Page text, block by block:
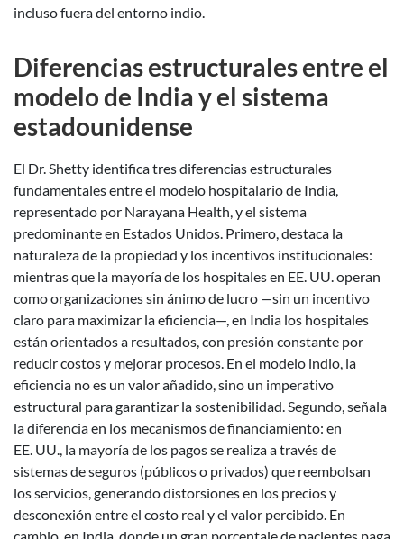
incluso fuera del entorno indio.
Diferencias estructurales entre el
modelo de India y el sistema
estadounidense
El Dr. Shetty identifica tres diferencias estructurales
fundamentales entre el modelo hospitalario de India,
representado por Narayana Health, y el sistema
predominante en Estados Unidos. Primero, destaca la
naturaleza de la propiedad y los incentivos institucionales:
mientras que la mayoría de los hospitales en EE. UU. operan
como organizaciones sin ánimo de lucro —sin un incentivo
claro para maximizar la eficiencia—, en India los hospitales
están orientados a resultados, con presión constante por
reducir costos y mejorar procesos. En el modelo indio, la
eficiencia no es un valor añadido, sino un imperativo
estructural para garantizar la sostenibilidad. Segundo, señala
la diferencia en los mecanismos de financiamiento: en
EE. UU., la mayoría de los pagos se realiza a través de
sistemas de seguros (públicos o privados) que reembolsan
los servicios, generando distorsiones en los precios y
desconexión entre el costo real y el valor percibido. En
cambio, en India, donde un gran porcentaje de pacientes paga